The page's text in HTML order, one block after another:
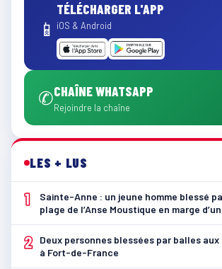
📱
TÉLÉCHARGER L'APP
iOS & Android
✆CHAÎNE WHATSAPP
Rejoindre la chaîne
LES + LUS
1
Sainte-Anne : un jeune homme blessé
plage de l’Anse Moustique en marge
2
Deux personnes blessées par balles
à Fort-de-France